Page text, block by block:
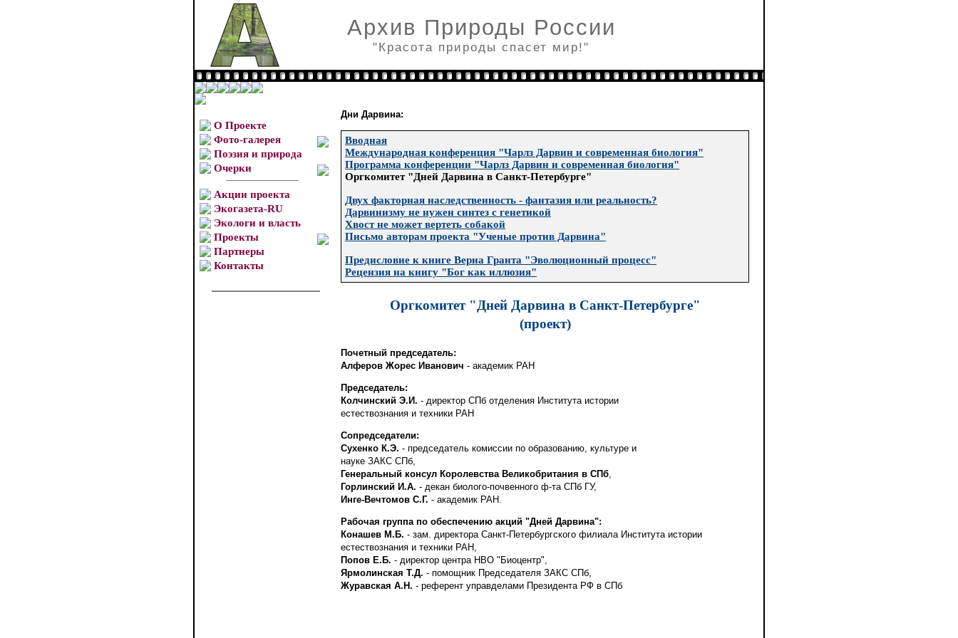
Архив Природы России
"Красота природы спасет мир!"
О Проекте
Фото-галерея
Поэзия и природа
Очерки
Акции проекта
Экогазета-RU
Экологи и власть
Проекты
Партнеры
Контакты
Дни Дарвина:
Вводная
Международная конференция "Чарлз Дарвин и современная биология"
Программа конференции "Чарлз Дарвин и современная биология"
Оргкомитет "Дней Дарвина в Санкт-Петербурге"
Двух факторная наследственность - фантазия или реальность?
Дарвинизму не нужен синтез с генетикой
Хвост не может вертеть собакой
Письмо авторам проекта "Ученые против Дарвина"
Предисловие к книге Верна Гранта "Эволюционный процесс"
Рецензия на книгу "Бог как иллюзия"
Оргкомитет "Дней Дарвина в Санкт-Петербурге"
(проект)
Почетный председатель:
Алферов Жорес Иванович - академик РАН
Председатель:
Колчинский Э.И. - директор СПб отделения Института истории
естествознания и техники РАН
Сопредседатели:
Сухенко К.Э. - председатель комиссии по образованию, культуре и
науке ЗАКС СПб,
Генеральный консул Королевства Великобритания в СПб,
Горлинский И.А. - декан биолого-почвенного ф-та СПб ГУ,
Инге-Вечтомов С.Г. - академик РАН.
Рабочая группа по обеспечению акций "Дней Дарвина":
Конашев М.Б. - зам. директора Санкт-Петербургского филиала Института истории
естествознания и техники РАН,
Попов Е.Б. - директор центра НВО "Биоцентр",
Ярмолинская Т.Д. - помощник Председателя ЗАКС СПб,
Журавская А.Н. - референт управделами Президента РФ в СПб